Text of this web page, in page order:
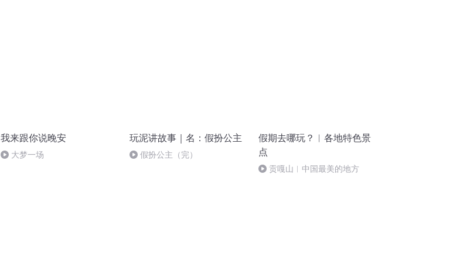
我来跟你说晚安
大梦一场
玩泥讲故事｜名：假扮公主
假扮公主（完）
假期去哪玩？︱各地特色景
点
贡嘎山︱中国最美的地方